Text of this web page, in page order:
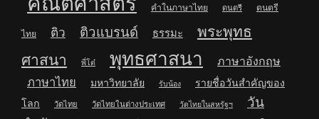
คำในภาษาไทย ดนตรี ดนตรี
ไทย ติว ติวแบรนด์ ธรรมะ
พระพุทธ
ศาสนา
พี่โต๋ พุทธศาสนา ภาษาอังกฤษ
ภาษาไทย มหาวิทยาลัย รับน้อง
รายชื่อวันสำคัญของ
โลก
วัดไทย วัดไทยในต่างประเทศ วัดไทยในสหรัฐฯ
วัน